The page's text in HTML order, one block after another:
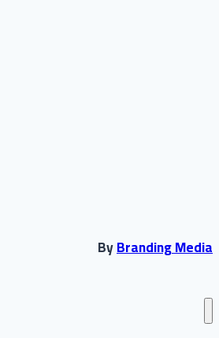
ByBranding Media